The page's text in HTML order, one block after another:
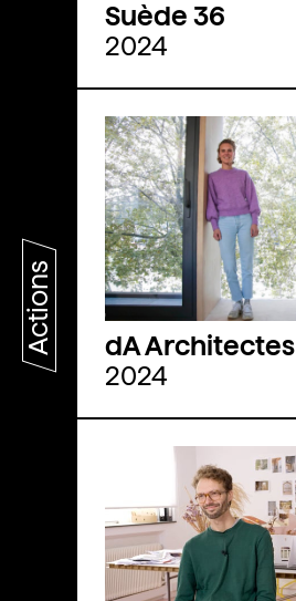
Actions
Suède 36
2024
dA Architectes
2024